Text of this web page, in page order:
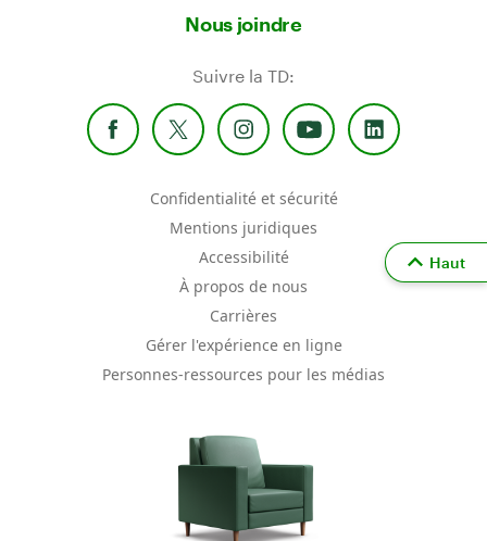
Nous joindre
Suivre la TD:
Confidentialité et sécurité
Mentions juridiques
Accessibilité
À propos de nous
Carrières
Gérer l'expérience en ligne
Personnes-ressources pour les médias
Haut